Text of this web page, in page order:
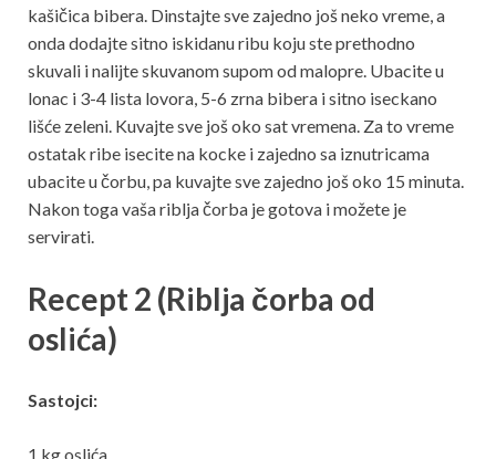
kašičica bibera. Dinstajte sve zajedno još neko vreme, a
onda dodajte sitno iskidanu ribu koju ste prethodno
skuvali i nalijte skuvanom supom od malopre. Ubacite u
lonac i 3-4 lista lovora, 5-6 zrna bibera i sitno iseckano
lišće zeleni. Kuvajte sve još oko sat vremena. Za to vreme
ostatak ribe isecite na kocke i zajedno sa iznutricama
ubacite u čorbu, pa kuvajte sve zajedno još oko 15 minuta.
Nakon toga vaša riblja čorba je gotova i možete je
servirati.
Recept 2 (Riblja čorba od
oslića)
Sastojci:
1 kg oslića